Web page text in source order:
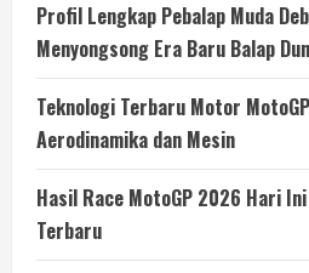
Profil Lengkap Pebalap Muda
Menyongsong Era Baru Balap
Teknologi Terbaru Motor
Aerodinamika dan Mesin
Hasil Race MotoGP 2026 Hari
Terbaru